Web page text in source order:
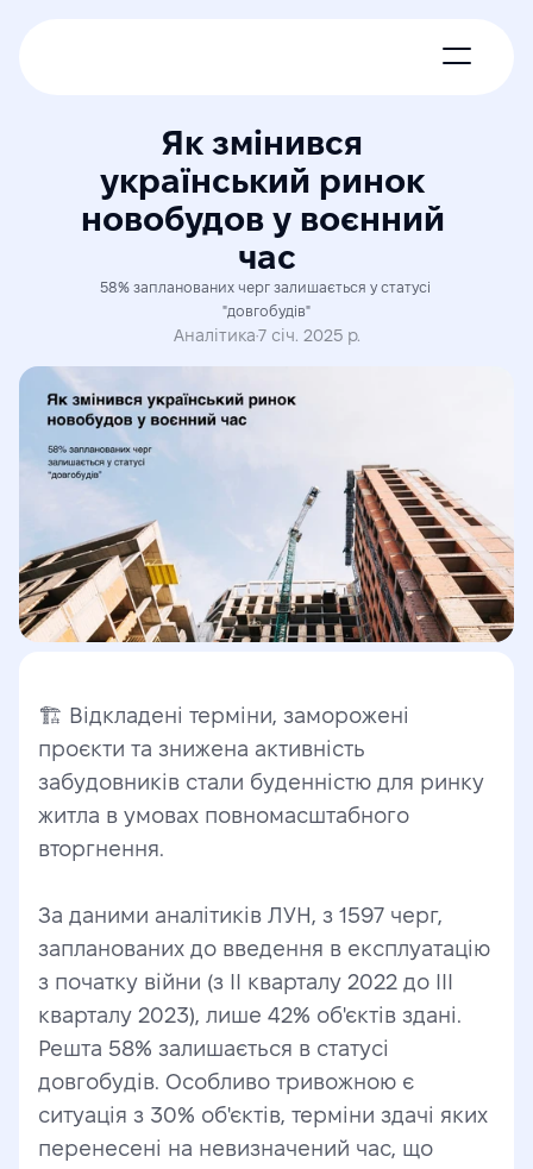
Новини
Контакти
Як змінився
український ринок
новобудов у воєнний
час
58% запланованих черг залишається у статусі
"довгобудів"
Аналітика·7 січ. 2025 р.
🏗 Відкладені терміни, заморожені
проєкти та знижена активність
забудовників стали буденністю для ринку
житла в умовах повномасштабного
вторгнення.
За даними аналітиків ЛУН, з 1597 черг,
запланованих до введення в експлуатацію
з початку війни (з ІІ кварталу 2022 до ІІІ
кварталу 2023), лише 42% об'єктів здані.
Решта 58% залишається в статусі
довгобудів. Особливо тривожною є
ситуація з 30% об'єктів, терміни здачі яких
перенесені на невизначений час, що